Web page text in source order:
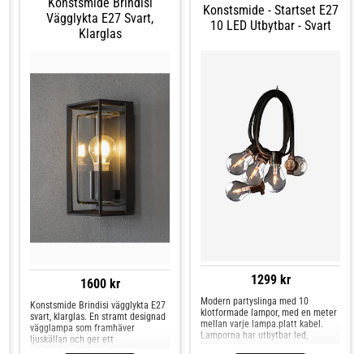
Vägglykta E27 Svart,
Klarglas
1600 kr
Konstsmide Brindisi vägglykta E27
svart, klarglas. En stramt designad
vägglampa som framhäver
ljuskällan och ger ett
rundstrålande ljus. »Ledlampor
Konstsmide - Startset E27
10 LED Utbytbar - Svart
1299 kr
Modern partyslinga med 10
klotformade lampor, med en meter
mellan varje lampa.platt kabel.
Lamporna har utbytbar led,